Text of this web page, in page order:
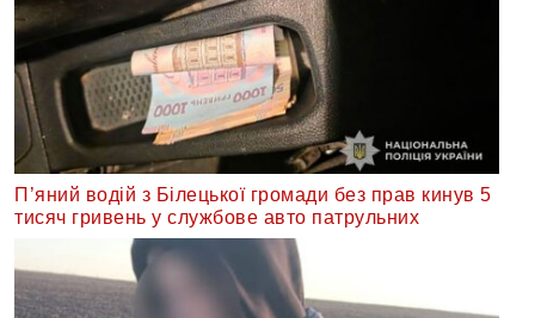
П’яний водій з Білецької громади без прав кинув 5
тисяч гривень у службове авто патрульних